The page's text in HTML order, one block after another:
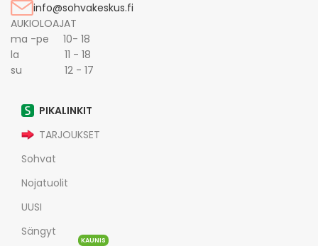
info@sohvakeskus.fi
AUKIOLOAJAT
ma -pe 10- 18
la 11 - 18
su 12 - 17
PIKALINKIT
TARJOUKSET
Sohvat
Nojatuolit
UUSI
Sängyt
KAUNIS